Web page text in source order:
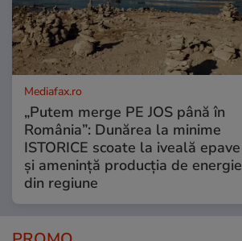
Mediafax.ro
„Putem merge PE JOS până în
România”: Dunărea la minime
ISTORICE scoate la iveală epave
și amenință producția de energie
din regiune